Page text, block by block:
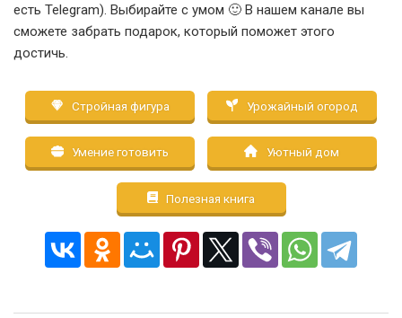
есть Telegram). Выбирайте с умом 🙂 В нашем канале вы
сможете забрать подарок, который поможет этого
достичь.
Стройная фигура Урожайный огород
Умение готовить Уютный дом
Полезная книга